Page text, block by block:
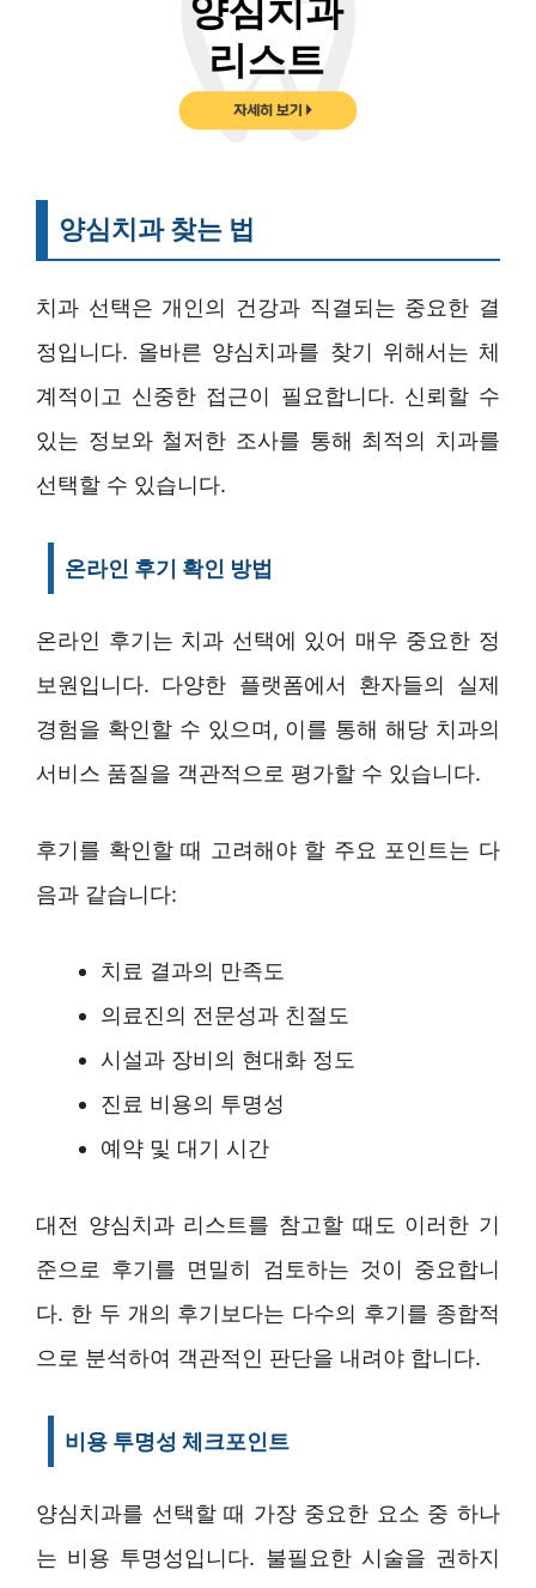
양심치과 찾는 법
치과 선택은 개인의 건강과 직결되는 중요한 결
정입니다. 올바른 양심치과를 찾기 위해서는 체
계적이고 신중한 접근이 필요합니다. 신뢰할 수
있는 정보와 철저한 조사를 통해 최적의 치과를
선택할 수 있습니다.
온라인 후기 확인 방법
온라인 후기는 치과 선택에 있어 매우 중요한 정
보원입니다. 다양한 플랫폼에서 환자들의 실제
경험을 확인할 수 있으며, 이를 통해 해당 치과의
서비스 품질을 객관적으로 평가할 수 있습니다.
후기를 확인할 때 고려해야 할 주요 포인트는 다
음과 같습니다:
치료 결과의 만족도
의료진의 전문성과 친절도
시설과 장비의 현대화 정도
진료 비용의 투명성
예약 및 대기 시간
대전 양심치과 리스트를 참고할 때도 이러한 기
준으로 후기를 면밀히 검토하는 것이 중요합니
다. 한 두 개의 후기보다는 다수의 후기를 종합적
으로 분석하여 객관적인 판단을 내려야 합니다.
비용 투명성 체크포인트
양심치과를 선택할 때 가장 중요한 요소 중 하나
는 비용 투명성입니다. 불필요한 시술을 권하지